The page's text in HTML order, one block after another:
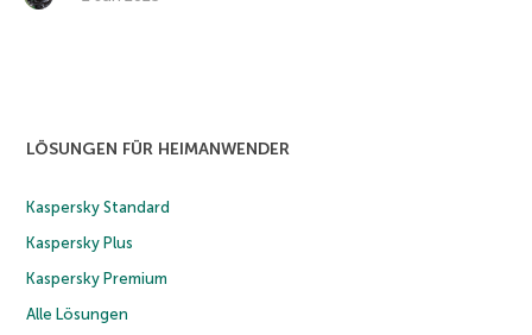
LÖSUNGEN FÜR HEIMANWENDER
Kaspersky Standard
Kaspersky Plus
Kaspersky Premium
Alle Lösungen